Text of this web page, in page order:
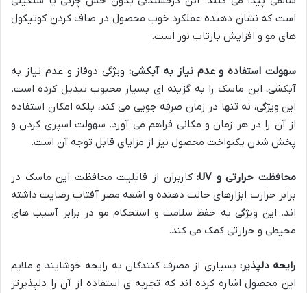
است که نشان دهنده عملکرد خوب محصول در صاف کردن کوتیکول
های مو و افزایش بازتاب نور است.
سهولت استفاده و عدم نیاز به آبکشی: ویژگی دوفاز و عدم نیاز به
آبکشی، این ماسک را به گزینه ای بسیار محبوب تبدیل کرده است.
این ویژگی، نه تنها در زمان صرفه جویی می کند، بلکه امکان استفاده
از آن را در هر زمان و مکانی فراهم می آورد. سهولت اسپری کردن و
پخش شدن یکنواخت محصول نیز از مزایای قابل توجه آن است.
محافظت حرارتی و UV:
کاربران از قابلیت محافظت این ماسک در
برابر حرارت ابزارهای حالت دهنده و اشعه مضر آفتاب رضایت داشته
اند. این ویژگی به حفظ سلامت و استحکام مو در برابر آسیب های
محیطی و حرارتی کمک می کند.
رایحه دلپذیر: بسیاری از مصرف کنندگان به رایحه خوشایند و ملایم
این محصول اشاره کرده اند که تجربه ی استفاده از آن را دلپذیرتر